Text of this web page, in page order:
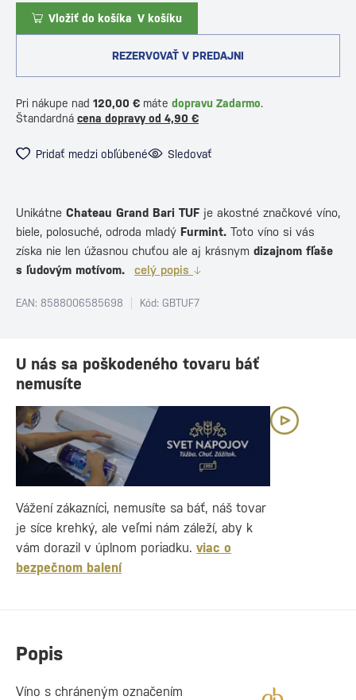
Vložiť do košíka V košíku
REZERVOVAŤ V PREDAJNI
Pri nákupe nad 120,00 € máte dopravu Zadarmo.
Štandardná cena dopravy od 4,90 €
Pridať medzi obľúbené Sledovať
Unikátne Chateau Grand Bari TUF je akostné značkové víno,
biele, polosuché, odroda mladý Furmint. Toto víno si vás
získa nie len úžasnou chuťou ale aj krásnym dizajnom fľaše
s ľudovým motívom.
celý popis
EAN: 8588006585698 Kód: GBTUF7
Popis
Víno s chráneným označením
U nás sa poškodeného tovaru báť
nemusíte
Vážení zákazníci, nemusíte sa báť, náš tovar
je síce krehký, ale veľmi nám záleží, aby k
vám dorazil v úplnom poriadku. viac o
bezpečnom balení